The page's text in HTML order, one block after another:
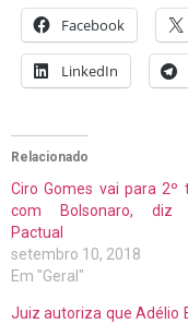
Facebook
LinkedIn
Relacionado
Ciro Gomes vai para 2º
com Bolsonaro, diz
Pactual
setembro 10, 2018
Em "Geral"
Juiz autoriza que Adélio